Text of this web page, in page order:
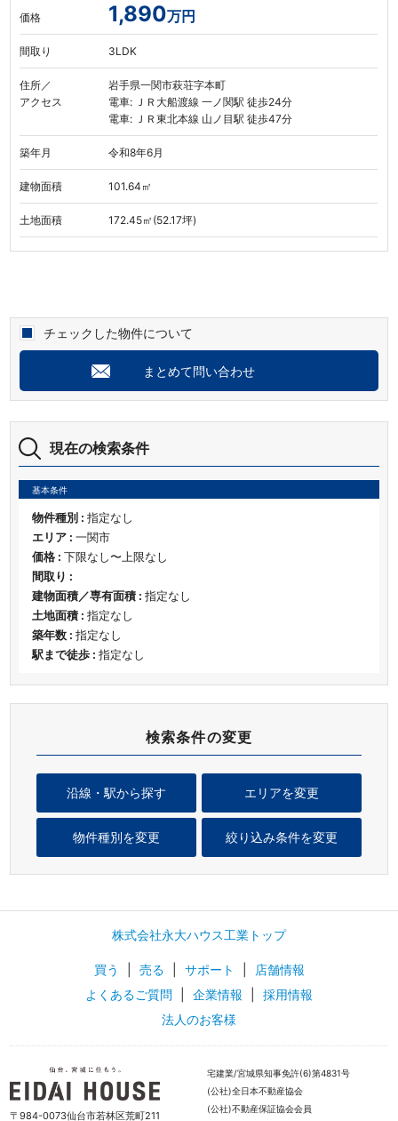
検索条件の変更
エリアを変更
沿線・駅から探す
物件種別を変更 絞り込み条件を変更
現在の検索条件
基本条件
物件種別 : 指定なし
エリア : 一関市
価格 : 下限なし〜上限なし
間取り :
建物面積／専有面積 : 指定なし
土地面積 : 指定なし
築年数 : 指定なし
駅まで徒歩 : 指定なし
価格 1,890万円
間取り 3LDK
住所／
アクセス
岩手県一関市萩荘字本町
電車: ＪＲ大船渡線 一ノ関駅 徒歩24分
電車: ＪＲ東北本線 山ノ目駅 徒歩47分
築年月 令和8年6月
建物面積 101.64㎡
土地面積 172.45㎡(52.17坪)
チェックした物件について
まとめて問い合わせ
株式会社永大ハウス工業トップ
買う 売る サポート
店舗情報
よくあるご質問
企業情報
採用情報
法人のお客様
〒984-0073仙台市若林区荒町211
宅建業/宮城県知事免許(6)第4831号
(公社)全日本不動産協会
(公社)不動産保証協会会員